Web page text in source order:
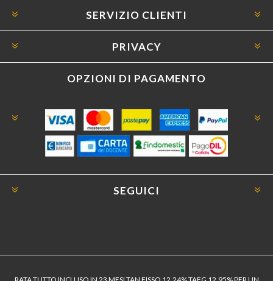
SERVIZIO CLIENTI
PRIVACY
OPZIONI DI PAGAMENTO
SEGUICI